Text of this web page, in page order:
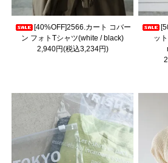
[40%OFF]2566.カート コバー
ン フォトTシャツ(white / black)
2,940円(税込3,234円)
ッ